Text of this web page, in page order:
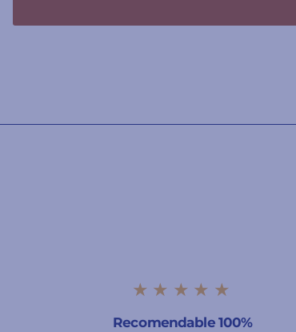
★★★★★
Recomendable 100%